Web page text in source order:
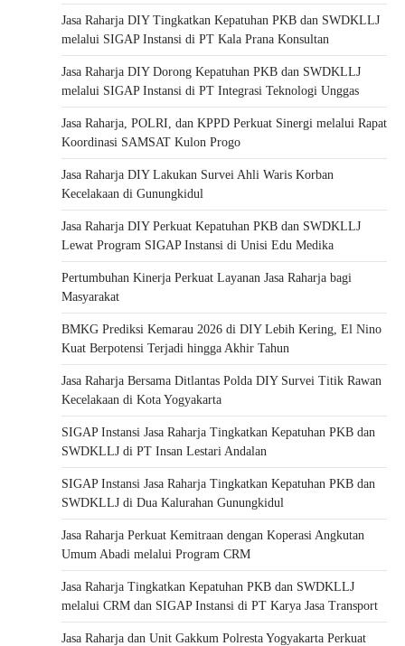
Jasa Raharja DIY Tingkatkan Kepatuhan PKB dan SWDKLLJ
melalui SIGAP Instansi di PT Kala Prana Konsultan
Jasa Raharja DIY Dorong Kepatuhan PKB dan SWDKLLJ
melalui SIGAP Instansi di PT Integrasi Teknologi Unggas
Jasa Raharja, POLRI, dan KPPD Perkuat Sinergi melalui Rapat
Koordinasi SAMSAT Kulon Progo
Jasa Raharja DIY Lakukan Survei Ahli Waris Korban
Kecelakaan di Gunungkidul
Jasa Raharja DIY Perkuat Kepatuhan PKB dan SWDKLLJ
Lewat Program SIGAP Instansi di Unisi Edu Medika
Pertumbuhan Kinerja Perkuat Layanan Jasa Raharja bagi
Masyarakat
BMKG Prediksi Kemarau 2026 di DIY Lebih Kering, El Nino
Kuat Berpotensi Terjadi hingga Akhir Tahun
Jasa Raharja Bersama Ditlantas Polda DIY Survei Titik Rawan
Kecelakaan di Kota Yogyakarta
SIGAP Instansi Jasa Raharja Tingkatkan Kepatuhan PKB dan
SWDKLLJ di PT Insan Lestari Andalan
SIGAP Instansi Jasa Raharja Tingkatkan Kepatuhan PKB dan
SWDKLLJ di Dua Kalurahan Gunungkidul
Jasa Raharja Perkuat Kemitraan dengan Koperasi Angkutan
Umum Abadi melalui Program CRM
Jasa Raharja Tingkatkan Kepatuhan PKB dan SWDKLLJ
melalui CRM dan SIGAP Instansi di PT Karya Jasa Transport
Jasa Raharja dan Unit Gakkum Polresta Yogyakarta Perkuat